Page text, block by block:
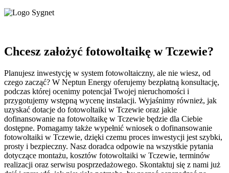
Chcesz założyć fotowoltaikę w Tczewie?
Planujesz inwestycję w system fotowoltaiczny, ale nie wiesz, od
czego zacząć? W Neptun Energy oferujemy bezpłatną konsultację,
podczas której ocenimy potencjał Twojej nieruchomości i
przygotujemy wstępną wycenę instalacji. Wyjaśnimy również, jak
uzyskać dotacje do fotowoltaiki w Tczewie oraz jakie
dofinansowanie na fotowoltaikę w Tczewie będzie dla Ciebie
dostępne. Pomagamy także wypełnić wniosek o dofinansowanie
fotowoltaiki w Tczewie, dzięki czemu proces inwestycji jest szybki,
prosty i bezpieczny. Nasz doradca odpowie na wszystkie pytania
dotyczące montażu, kosztów fotowoltaiki w Tczewie, terminów
realizacji oraz serwisu posprzedażowego. Skontaktuj się z nami już